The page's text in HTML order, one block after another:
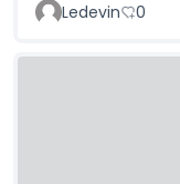
Ledevin 0